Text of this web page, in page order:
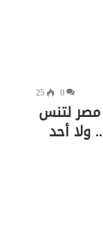
0
25
مصر لتنس
ولا أحد